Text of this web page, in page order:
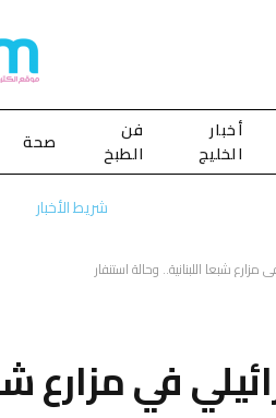
أخبار
الخليج
فن
الطبخ
صحة
شريط الأخبار
شبعا اللبنانية.. وحالة استنفار
في مزارع